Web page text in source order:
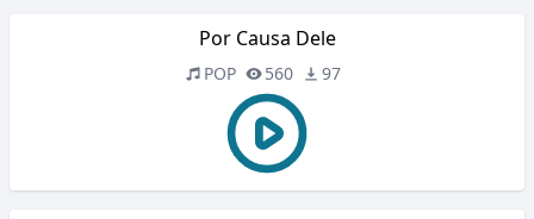
Por Causa Dele
POP 560 97